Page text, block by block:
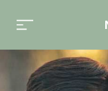
Toute l'actualité sur